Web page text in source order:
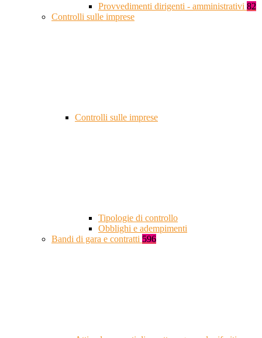
Provvedimenti dirigenti - amministrativi 82
Controlli sulle imprese
Controlli sulle imprese
Tipologie di controllo
Obblighi e adempimenti
Bandi di gara e contratti 596